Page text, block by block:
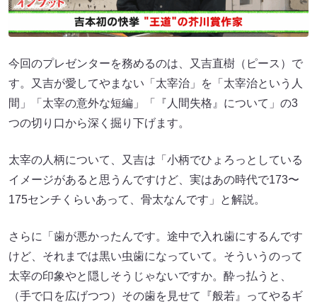
今回のプレゼンターを務めるのは、又吉直樹（ピース）で
す。又吉が愛してやまない「太宰治」を「太宰治という人
間」「太宰の意外な短編」「『人間失格』について」の3
つの切り口から深く掘り下げます。
太宰の人柄について、又吉は「小柄でひょろっとしている
イメージがあると思うんですけど、実はあの時代で173〜
175センチくらいあって、骨太なんです」と解説。
さらに「歯が悪かったんです。途中で入れ歯にするんです
けど、それまでは黒い虫歯になっていて。そういうのって
太宰の印象やと隠しそうじゃないですか。酔っ払うと、
（手で口を広げつつ）その歯を見せて『般若』ってやるギ